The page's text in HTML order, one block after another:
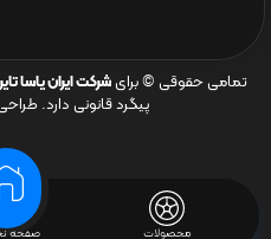
محصولات صفحه
تمامی حقوقی © برای شرکت ایران یاسا
پیگرد قانونی دارد.